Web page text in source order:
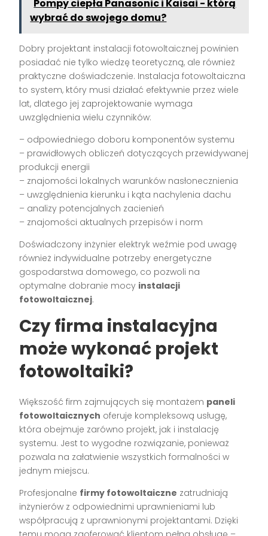
Pompy ciepła Panasonic i Kaisai - którą
wybrać do swojego domu?
Dobry projektant instalacji fotowoltaicznej powinien
posiadać nie tylko wiedzę teoretyczną, ale również
praktyczne doświadczenie. Instalacja fotowoltaiczna
to system, który musi działać efektywnie przez wiele
lat, dlatego jej zaprojektowanie wymaga
uwzględnienia wielu czynników:
– odpowiedniego doboru komponentów systemu
– prawidłowych obliczeń dotyczących przewidywanej
produkcji energii
– znajomości lokalnych warunków nasłonecznienia
– uwzględnienia kierunku i kąta nachylenia dachu
– analizy potencjalnych zacienień
– znajomości aktualnych przepisów i norm
Doświadczony inżynier elektryk weźmie pod uwagę
również indywidualne potrzeby energetyczne
gospodarstwa domowego, co pozwoli na
optymalne dobranie mocy instalacji
fotowoltaicznej.
Czy firma instalacyjna
może wykonać projekt
fotowoltaiki?
Większość firm zajmujących się montażem paneli
fotowoltaicznych oferuje kompleksową usługę,
która obejmuje zarówno projekt, jak i instalację
systemu. Jest to wygodne rozwiązanie, ponieważ
pozwala na załatwienie wszystkich formalności w
jednym miejscu.
Profesjonalne firmy fotowoltaiczne zatrudniają
inżynierów z odpowiednimi uprawnieniami lub
współpracują z uprawnionymi projektantami. Dzięki